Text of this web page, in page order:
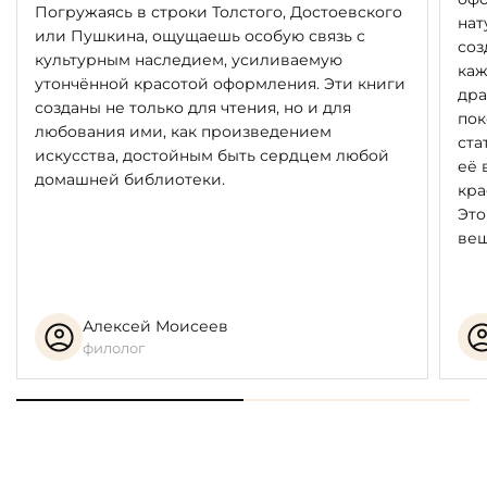
литературного отдела которого на просьбу Ремизова
издать его апокриф ответило категорическим отказом.
Так же как и авторский рукописный экземпляр
«Табака», книга написана полууставом в технике
каллиграфии, украшена цветными буквицами и
концовками.
Мистика, магия, ирреальность, которые сопровождали
два художника, каждый по 13 экземпляров.
духовный уровень, это цифра осознания. Также его
Погружаясь в строки Толстого, Достоевского
или Пушкина, ощущаешь особую связь с
культурным наследием, усиливаемую
утончённой красотой оформления. Эти книги
созданы не только для чтения, но и для
любования ими, как произведением
искусства, достойным быть сердцем любой
домашней библиотеки.
Алексей Моисеев
филолог
её